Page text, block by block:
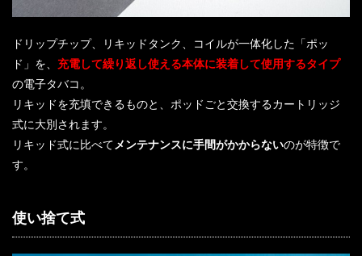
ドリップチップ、リキッドタンク、コイルが一体化した「ポッ
ド」を、 充電して繰り返し使える本体に装着して使用するタイプ
の電子タバコ。
リキッドを充填できるものと、ポッドごと交換するカートリッジ
式に大別されます。
リキッド式に比べて メンテナンスに手間がかからないのが特徴で
す。
使い捨て式